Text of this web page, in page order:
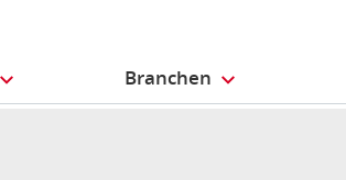
Branchen